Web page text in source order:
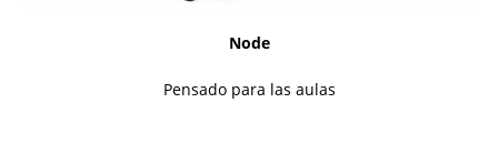
Node
Pensado para las aulas